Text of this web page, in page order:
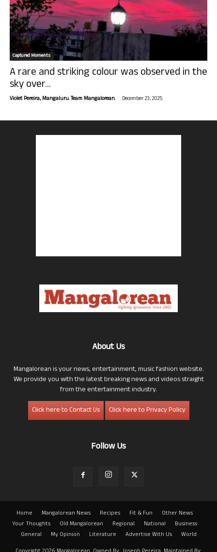
Captured Moments
A rare and striking colour was observed in the
sky over...
Violet Pereira, Mangaluru. Team Mangalorean. - December 23, 2025
About Us
Mangalorean is your news, entertainment, music fashion website.
We provide you with the latest breaking news and videos straight
from the entertainment industry.
Click here to Contact Us
Click here to Privacy Policy
Follow Us
Home Mangalorean News Recipes Fit & Fun
Other News
Your Thoughts
Old Mangalorean Regional National
Business
General
My Opinion Literature Advertise With Us
World